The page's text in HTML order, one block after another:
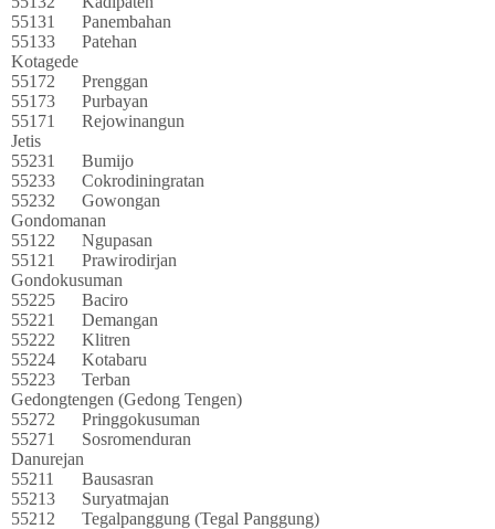
55131
Panembahan
55133
Patehan
Kotagede
55172
Prenggan
55173
Purbayan
55171
Rejowinangun
Jetis
55231
Bumijo
55233
Cokrodiningratan
55232
Gowongan
Gondomanan
55122
Ngupasan
55121
Prawirodirjan
Gondokusuman
55225
Baciro
55221
Demangan
55222
Klitren
55224
Kotabaru
55223
Terban
Gedongtengen (Gedong Tengen)
55272
Pringgokusuman
55271
Sosromenduran
Danurejan
55211
Bausasran
55213
Suryatmajan
55212
Tegalpanggung (Tegal Panggung)